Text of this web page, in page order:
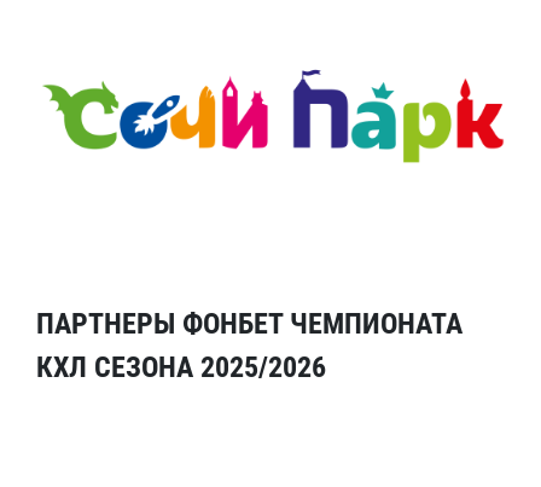
ПАРТНЕРЫ ФОНБЕТ ЧЕМПИОНАТА
КХЛ СЕЗОНА 2025/2026